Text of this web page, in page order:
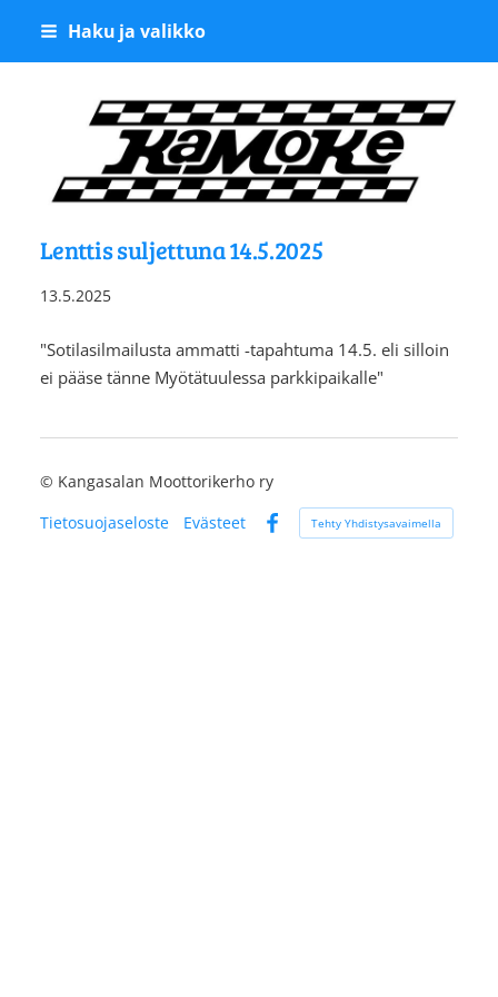
Siirry
Haku ja valikko
Kangasalan
Lenttis suljettuna 14.5.2025
13.5.2025
"Sotilasilmailusta ammatti -tapahtuma 14.5. eli silloin
ei pääse tänne Myötätuulessa parkkipaikalle"
© Kangasalan Moottorikerho ry
Tietosuojaseloste
Evästeet
Facebook
Tehty Yhdistysavaimella